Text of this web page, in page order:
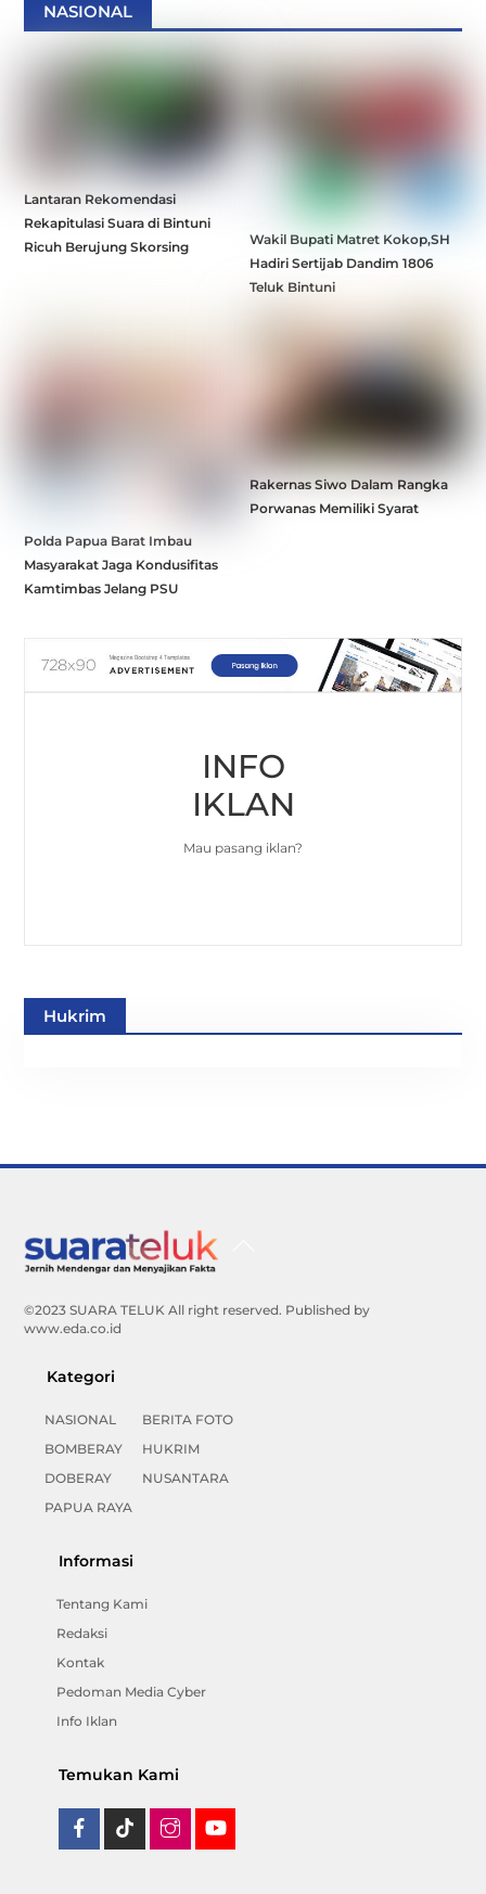
NASIONAL
Lantaran Rekomendasi
Rekapitulasi Suara di Bintuni
Ricuh Berujung Skorsing
Wakil Bupati Matret Kokop,SH
Hadiri Sertijab Dandim 1806
Teluk Bintuni
Polda Papua Barat Imbau
Masyarakat Jaga Kondusifitas
Kamtimbas Jelang PSU
Rakernas Siwo Dalam Rangka
Porwanas Memiliki Syarat
INFO
IKLAN
Mau pasang iklan?
Hukrim
©2023 SUARA TELUK All right reserved. Published by
www.eda.co.id
Kategori
NASIONAL
BOMBERAY
DOBERAY
PAPUA RAYA
BERITA FOTO
HUKRIM
NUSANTARA
Informasi
Tentang Kami
Redaksi
Kontak
Pedoman Media Cyber
Info Iklan
Temukan Kami